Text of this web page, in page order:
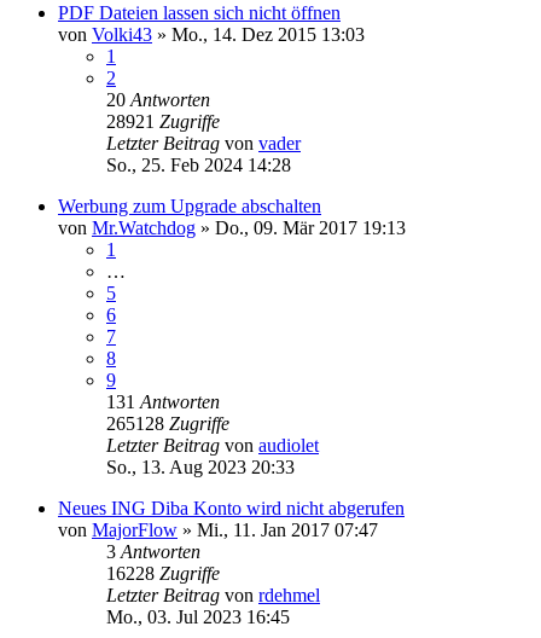
PDF Dateien lassen sich nicht öffnen
von Volki43 » Mo., 14. Dez 2015 13:03
1
2
20 Antworten
28921 Zugriffe
Letzter Beitrag von vader
So., 25. Feb 2024 14:28
Werbung zum Upgrade abschalten
von Mr.Watchdog » Do., 09. Mär 2017 19:13
1
…
5
6
7
8
9
131 Antworten
265128 Zugriffe
Letzter Beitrag von audiolet
So., 13. Aug 2023 20:33
Neues ING Diba Konto wird nicht abgerufen
von MajorFlow » Mi., 11. Jan 2017 07:47
3 Antworten
16228 Zugriffe
Letzter Beitrag von rdehmel
Mo., 03. Jul 2023 16:45